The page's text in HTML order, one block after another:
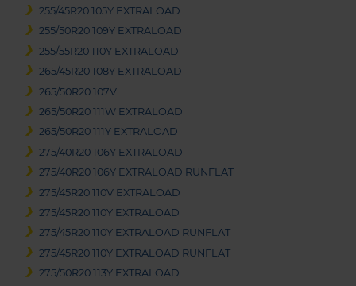
255/45R20 105Y EXTRALOAD
255/50R20 109Y EXTRALOAD
255/55R20 110Y EXTRALOAD
265/45R20 108Y EXTRALOAD
265/50R20 107V
265/50R20 111W EXTRALOAD
265/50R20 111Y EXTRALOAD
275/40R20 106Y EXTRALOAD
275/40R20 106Y EXTRALOAD RUNFLAT
275/45R20 110V EXTRALOAD
275/45R20 110Y EXTRALOAD
275/45R20 110Y EXTRALOAD RUNFLAT
275/45R20 110Y EXTRALOAD RUNFLAT
275/50R20 113Y EXTRALOAD